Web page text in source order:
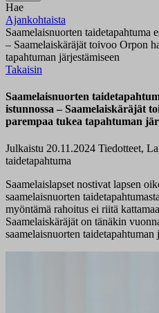
Hae
Ajankohtaista
Saamelaisnuorten taidetapahtuma
– Saamelaiskäräjät toivoo Orpon
tapahtuman järjestämiseen
Takaisin
Saamelaisnuorten
istunnossa – Saamelaiskäräjät
parempaa tukea tapahtuman
Julkaistu 20.11.2024 Tiedotteet,
taidetapahtuma
Saamelaislapset nostivat lapsen
saamelaisnuorten
myöntämä rahoitus ei riitä
Saamelaiskäräjät on tänäkin
saamelaisnuorten taidetapahtuman